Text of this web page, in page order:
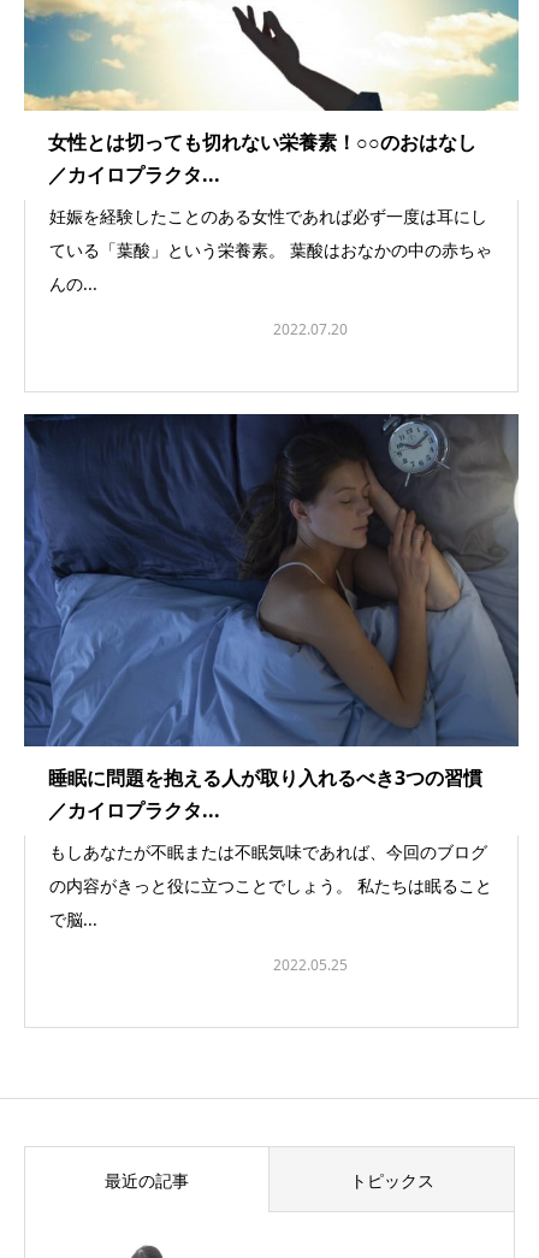
女性とは切っても切れない栄養素！○○のおはなし
／カイロプラクタ...
妊娠を経験したことのある女性であれば必ず一度は耳にし
ている「葉酸」という栄養素。 葉酸はおなかの中の赤ちゃ
んの...
2022.07.20
睡眠に問題を抱える人が取り入れるべき3つの習慣
／カイロプラクタ...
もしあなたが不眠または不眠気味であれば、今回のブログ
の内容がきっと役に立つことでしょう。 私たちは眠ること
で脳...
2022.05.25
最近の記事 トピックス